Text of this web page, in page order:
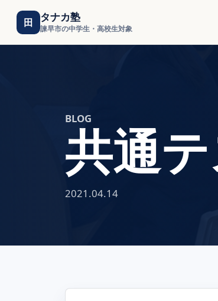
田 タナカ塾
諫早市の中学生・高校生対象
BLOG
共通
2021.04.14